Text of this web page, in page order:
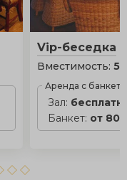
Vip-беседка
Вместимость:5
Аренда с
Зал:
Банкет: от